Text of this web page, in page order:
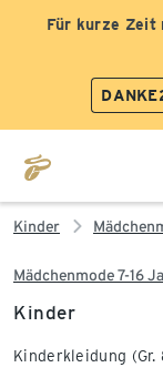
Für kurze Zeit
Kinder
Mädchenmode 7-16
Kinder
Kinderkleidung (Gr.